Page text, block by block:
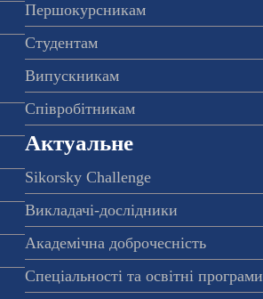
Першокурсникам
Студентам
Випускникам
Співробітникам
Актуальне
Sikorsky Challenge
Викладачі-дослідники
Академічна доброчесність
Спеціальності та освітні програми